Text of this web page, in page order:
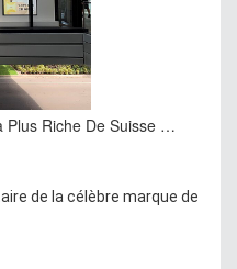
Plus Riche De Suisse …
de la célèbre marque de